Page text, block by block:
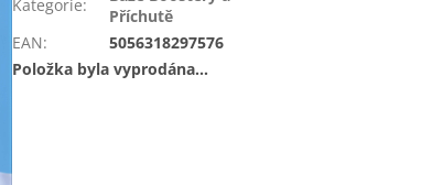
Kategorie:
Příchutě
EAN:
5056318297576
Položka byla vyprodána…